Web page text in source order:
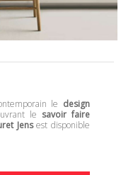
le design
le savoir faire
Jensest disponible